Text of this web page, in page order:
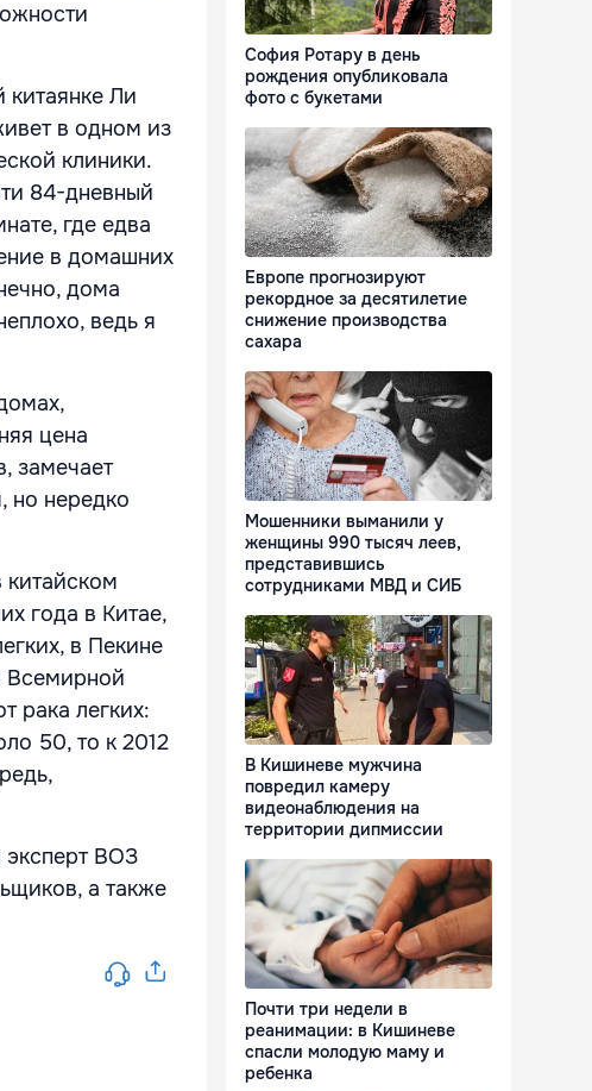
Ли
в одном из
клиники.
84-дневный
где едва
в домашних
дома
ведь я
цена
замечает
но нередко
года в Китае,
в Пекине
Всемирной
рака легких:
50, то к 2012
эксперт ВОЗ
а также
София Ротару в день
рождения опубликовала
фото с букетами
Европе прогнозируют
рекордное за десятилетие
снижение производства
сахара
Мошенники выманили у
женщины 990 тысяч леев,
представившись
сотрудниками МВД и СИБ
В Кишиневе мужчина
повредил камеру
видеонаблюдения на
территории дипмиссии
Почти три недели в
реанимации: в Кишиневе
спасли молодую маму и
ребенка